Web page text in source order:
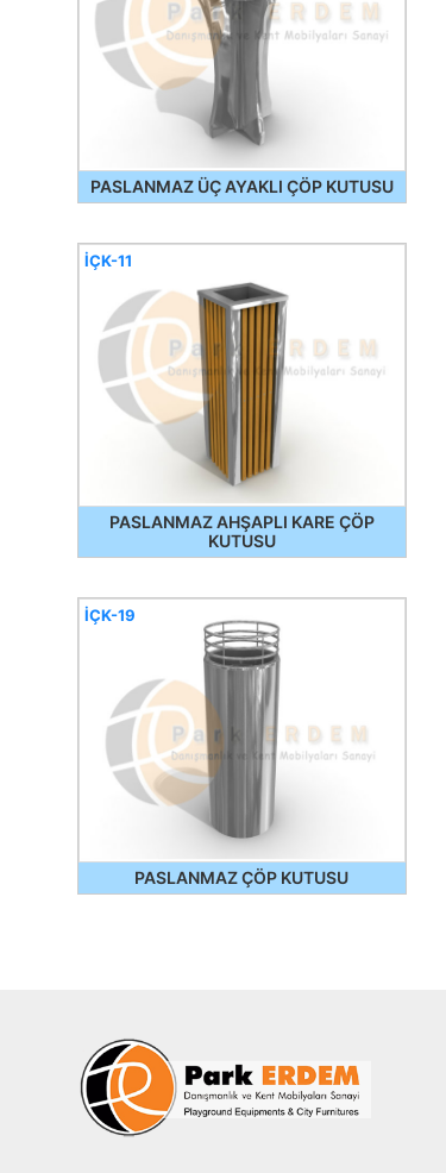
PASLANMAZ ÜÇ AYAKLI ÇÖP KUTUSU
PASLANMAZ AHŞAPLI KARE ÇÖP
KUTUSU
İÇK-11
PASLANMAZ ÇÖP KUTUSU
İÇK-19